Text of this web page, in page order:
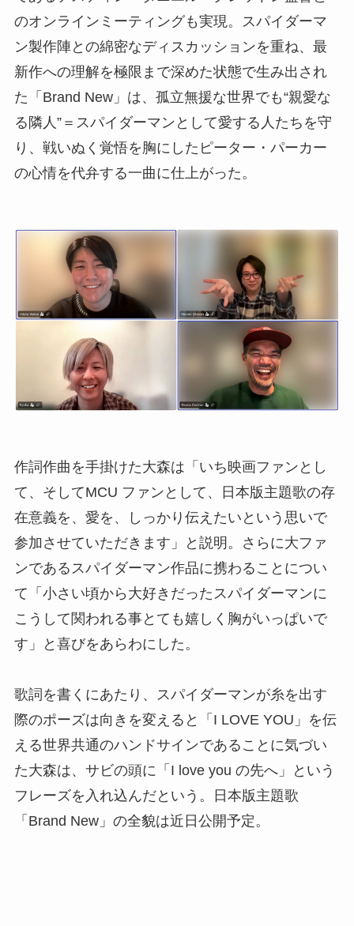
のオンラインミーティングも実現。スパイダーマ
ン製作陣との綿密なディスカッションを重ね、最
新作への理解を極限まで深めた状態で生み出され
た「Brand New」は、孤立無援な世界でも“親愛な
る隣人”＝スパイダーマンとして愛する人たちを守
り、戦いぬく覚悟を胸にしたピーター・パーカー
の心情を代弁する一曲に仕上がった。
作詞作曲を手掛けた大森は「いち映画ファンとし
て、そしてMCU ファンとして、日本版主題歌の存
在意義を、愛を、しっかり伝えたいという思いで
参加させていただきます」と説明。さらに大ファ
ンであるスパイダーマン作品に携わることについ
て「小さい頃から大好きだったスパイダーマンに
こうして関われる事とても嬉しく胸がいっぱいで
す」と喜びをあらわにした。
歌詞を書くにあたり、スパイダーマンが糸を出す
際のポーズは向きを変えると「I LOVE YOU」を伝
える世界共通のハンドサインであることに気づい
た大森は、サビの頭に「I love you の先へ」という
フレーズを入れ込んだという。日本版主題歌
「Brand New」の全貌は近日公開予定。